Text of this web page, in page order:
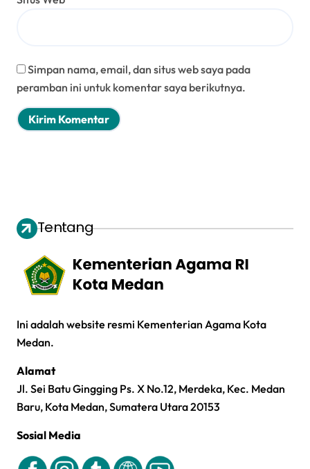
Simpan nama, email, dan situs web saya pada
peramban ini untuk komentar saya berikutnya.
Tentang
Ini adalah website resmi Kementerian Agama Kota
Medan.
Alamat
Jl. Sei Batu Gingging Ps. X No.12, Merdeka, Kec. Medan
Baru, Kota Medan, Sumatera Utara 20153
Sosial Media